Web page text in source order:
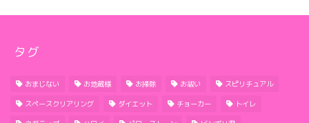
タグ
おまじない お地蔵様 お掃除 お祓い スピリチュアル
スペースクリアリング ダイエット チョーカー トイレ